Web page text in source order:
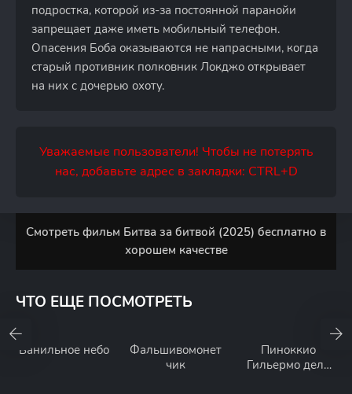
подростка, которой из-за постоянной паранойи
запрещает даже иметь мобильный телефон.
Опасения Боба оказываются не напрасными, когда
старый противник полковник Локджо открывает
на них с дочерью охоту.
Уважаемые пользователи! Чтобы не потерять
нас, добавьте адрес в закладки: CTRL+D
Смотреть фильм Битва за битвой (2025) бесплатно в
хорошем качестве
ЧТО ЕЩЕ ПОСМОТРЕТЬ
Ванильное небо
Фальшивомонет
чик
Пиноккио
Гильермо дель